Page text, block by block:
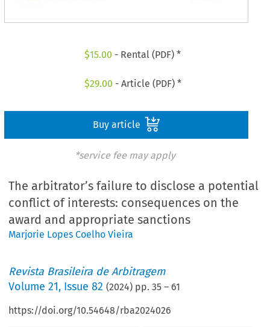
$15.00 - Rental (PDF) *
$29.00 - Article (PDF) *
Buy article
*service fee may apply
The arbitrator’s failure to disclose a potential
conflict of interests: consequences on the
award and appropriate sanctions
Marjorie Lopes Coelho Vieira
Revista Brasileira de Arbitragem
Volume21, Issue 82 (2024) pp.35 – 61
https://doi.org/10.54648/rba2024026